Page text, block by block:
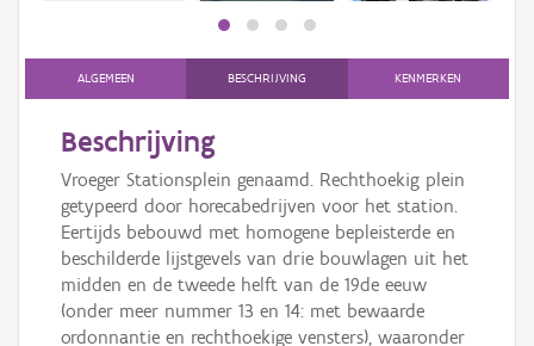
AanmeldenALGEMEEN BESCHRIJVING KENMERKEN
Beschrijving
Vroeger Stationsplein genaamd. Rechthoekig plein
getypeerd door horecabedrijven voor het station.
Eertijds bebouwd met homogene bepleisterde en
beschilderde lijstgevels van drie bouwlagen uit het
midden en de tweede helft van de 19de eeuw
(onder meer nummer 13 en 14: met bewaarde
ordonnantie en rechthoekige vensters), waaronder